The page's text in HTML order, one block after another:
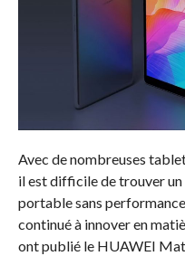
Avec de nombreuses
il est difficile de trouver
portable sans
continué à innover en
ont publié le HUAWEI